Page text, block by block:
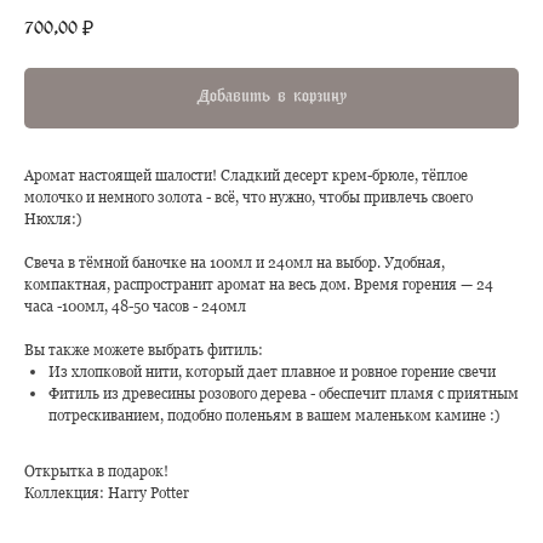
700,00 ₽
Добавить в корзину
Аромат настоящей шалости! Сладкий десерт крем-брюле, тёплое
молочко и немного золота - всё, что нужно, чтобы привлечь своего
Нюхля:)
Свеча в тёмной баночке на 100мл и 240мл на выбор. Удобная,
компактная, распространит аромат на весь дом. Время горения — 24
часа -100мл, 48-50 часов - 240мл
Вы также можете выбрать фитиль:
Из хлопковой нити, который дает плавное и ровное горение свечи
Фитиль из древесины розового дерева - обеспечит пламя с приятным
потрескиванием, подобно поленьям в вашем маленьком камине :)
Открытка в подарок!
Коллекция: Harry Potter